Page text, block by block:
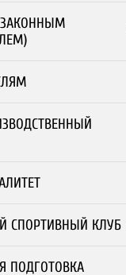
СПОРТИВНЫЙ КЛУБ
ПОДГОТОВКА